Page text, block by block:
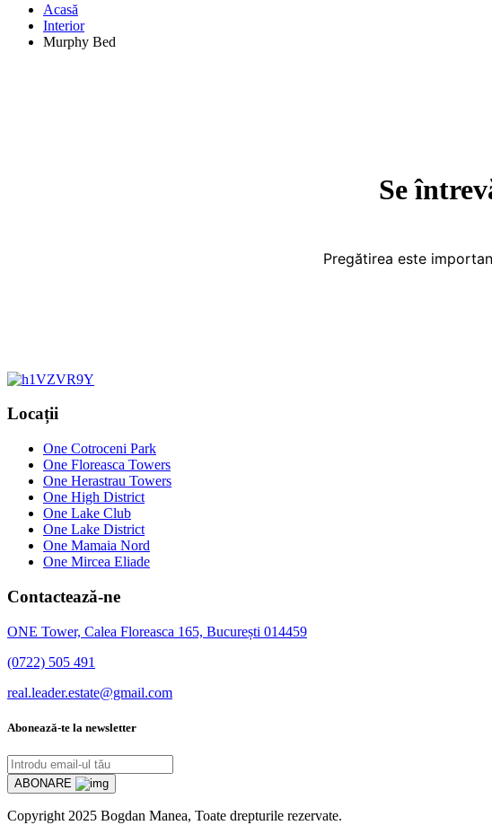
Acasă
Interior
Murphy Bed
Se
Pregătirea este
Locații
One Cotroceni Park
One Floreasca Towers
One Herastrau Towers
One High District
One Lake Club
One Lake District
One Mamaia Nord
One Mircea Eliade
Contactează-ne
ONE Tower, Calea Floreasca 165, București 014459
(0722) 505 491
real.leader.estate@gmail.com
Abonează-te la newsletter
ABONARE
Copyright 2025 Bogdan Manea, Toate drepturile rezervate.